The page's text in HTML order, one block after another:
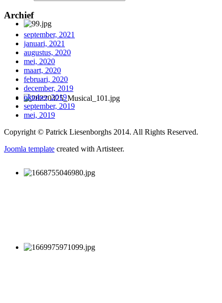
Archief
september, 2021
januari, 2021
augustus, 2020
mei, 2020
maart, 2020
februari, 2020
december, 2019
oktober, 2019
september, 2019
mei, 2019
Copyright © Patrick Liesenborghs 2014. All Rights Reserved.
Joomla template created with Artisteer.